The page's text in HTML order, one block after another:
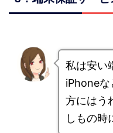
私は安い
iPhoneな
方にはう
しもの時